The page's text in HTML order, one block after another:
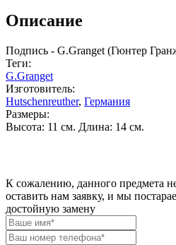
Описание
Подпись - G.Granget (Гюнтер
Теги:
G.Granget
Изготовитель:
Hutschenreuther, Германия
Размеры:
Высота: 11 см. Длина: 14 см.
К сожалению, данного предмета
оставить нам заявку, и мы
достойную замену